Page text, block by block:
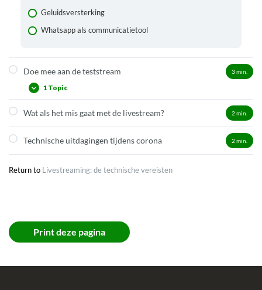
Geluidsversterking
Whatsapp als communicatietool
Doe mee aan de teststream 3min.
1 Topic
Test op eender welk moment
Wat als het mis gaat met de livestream? 2 min.
Technische uitdagingen tijdens corona 2 min.
Return to Livestreaming: de technische vereisten
Print deze pagina